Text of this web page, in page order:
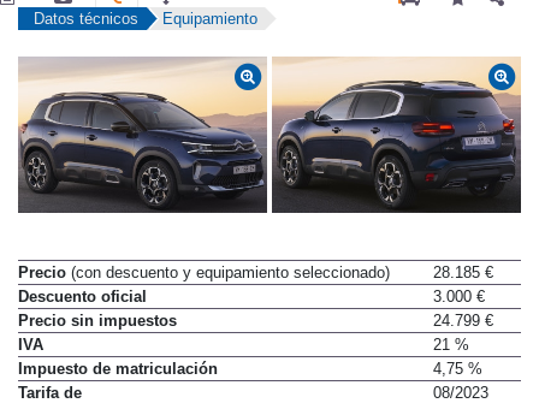
Datos técnicos Equipamiento
Precio (con descuento y equipamiento seleccionado)
28.185 €
Descuento oficial
3.000 €
Precio sin impuestos
24.799 €
IVA
21 %
Impuesto de matriculación
4,75 %
Tarifa de
08/2023